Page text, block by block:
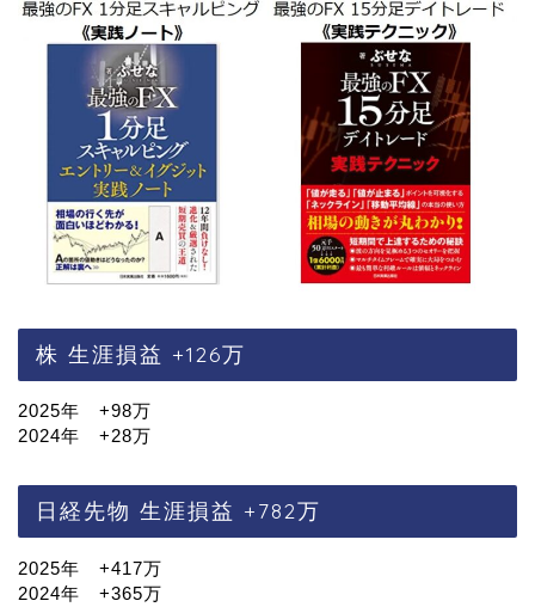
株 生涯損益 +126万
2025年 +98万
2024年 +28万
日経先物 生涯損益 +782万
2025年 +417万
2024年 +365万